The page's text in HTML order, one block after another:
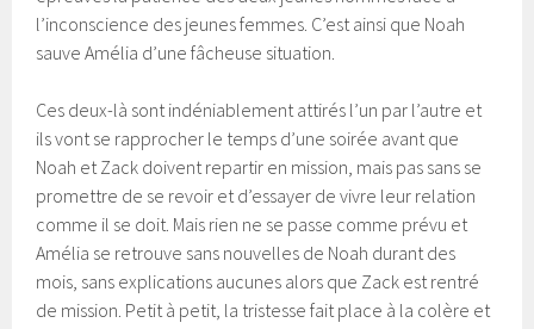
l’inconscience des jeunes femmes. C’est ainsi que Noah
sauve Amélia d’une fâcheuse situation.
Ces deux-là sont indéniablement attirés l’un par l’autre et
ils vont se rapprocher le temps d’une soirée avant que
Noah et Zack doivent repartir en mission, mais pas sans se
promettre de se revoir et d’essayer de vivre leur relation
comme il se doit. Mais rien ne se passe comme prévu et
Amélia se retrouve sans nouvelles de Noah durant des
mois, sans explications aucunes alors que Zack est rentré
de mission. Petit à petit, la tristesse fait place à la colère et